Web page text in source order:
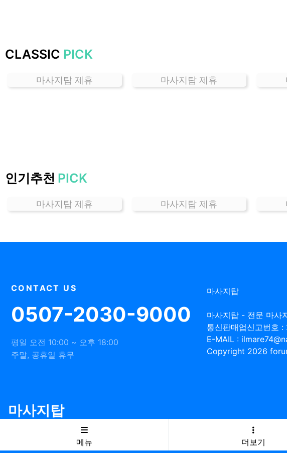
곳
가
추
천
CLASSIC PICK
마사지탑 제휴 마사지탑 제휴
인기추천 PICK
마사지탑 제휴 마사지탑 제휴
CONTACT US
0507-2030-9000
평일 오전 10:00 ~ 오후 18:00
주말, 공휴일 휴무
마사지탑
마사지탑 - 전문 마사
통신판매업신고번호
E-MAIL :
Copyright 2026
마사지탑
메뉴
더보기